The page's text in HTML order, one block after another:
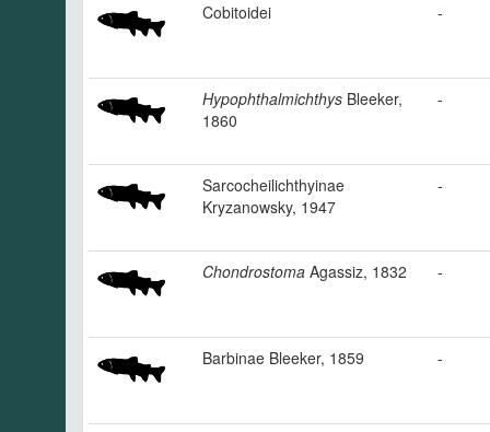
Cobitoidei -
Hypophthalmichthys Bleeker,
1860
-
Sarcocheilichthyinae
Kryzanowsky, 1947
-
Chondrostoma Agassiz, 1832 -
Barbinae Bleeker, 1859 -